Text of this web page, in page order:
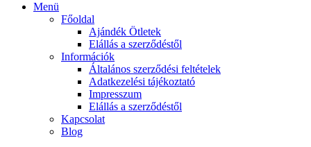
Menü
Főoldal
Ajándék Ötletek
Elállás a szerződéstől
Információk
Általános szerződési feltételek
Adatkezelési tájékoztató
Impresszum
Elállás a szerződéstől
Kapcsolat
Blog